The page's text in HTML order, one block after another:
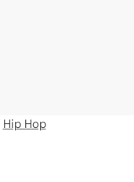
Hip Hop